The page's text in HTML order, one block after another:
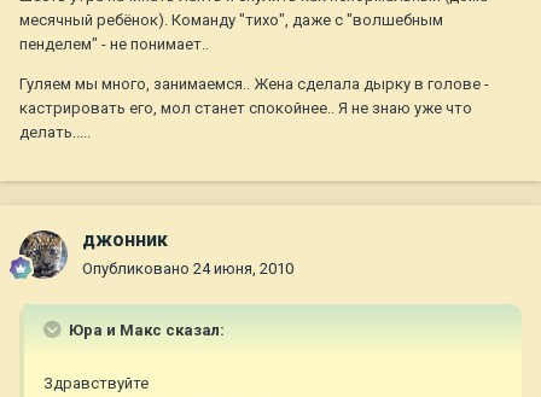
месячный ребёнок). Команду "тихо", даже с "волшебным
пенделем" - не понимает..
Гуляем мы много, занимаемся.. Жена сделала дырку в голове -
кастрировать его, мол станет спокойнее.. Я не знаю уже что
делать.....
джонник
Опубликовано 24 июня, 2010
Юра и Макс сказал:
Здравствуйте